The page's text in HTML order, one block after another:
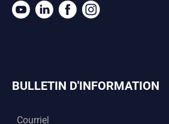
BULLETIN D'INFORMATION